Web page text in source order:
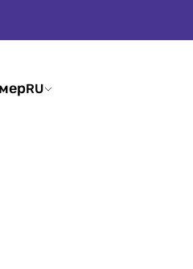
RU